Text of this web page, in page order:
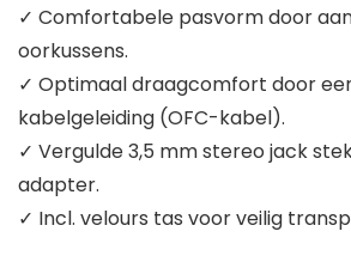
✓ Comfortabele pasvorm door
oorkussens.
✓ Optimaal draagcomfort door
kabelgeleiding (OFC-kabel).
✓ Vergulde 3,5 mm stereo jack
adapter.
✓ Incl. velours tas voor veilig